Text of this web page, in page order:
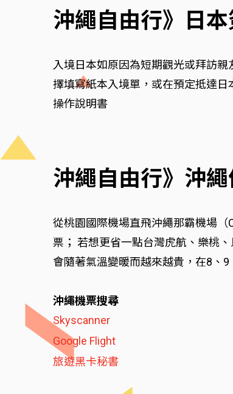
沖繩自由行》日
入境日本如原因為短期觀光或拜訪
擇填寫紙本入境單，或在預定抵達日
操作說明書
沖繩自由行》沖
從桃園國際機場直飛沖繩那霸機場
票； 若想更省一點台灣虎航、樂桃
會隨著氣溫變暖而越來越貴，在8、
沖繩機票搜尋
Skyscanner
Google Flight
旅遊黑卡秘書